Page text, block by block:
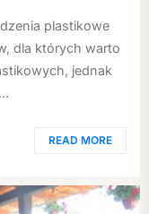
plastikowe
dla których warto
jednak
READ MORE